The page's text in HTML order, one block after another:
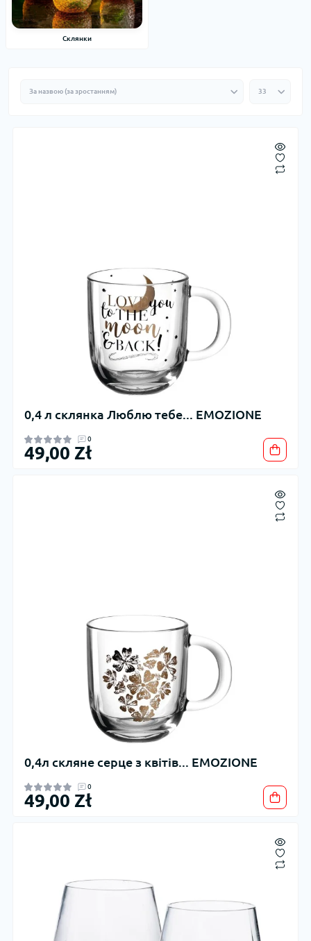
Склянки
0,4 л склянка Люблю тебе... EMOZIONE
0
49,00 Zł
0,4л скляне серце з квітів... EMOZIONE
0
49,00 Zł